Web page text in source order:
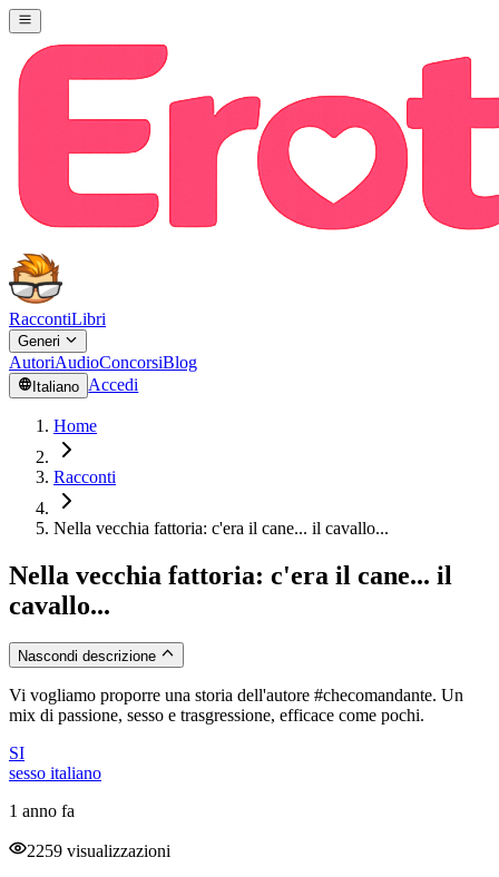
RaccontiLibri
Generi
AutoriAudioConcorsiBlog
Italiano Accedi
Home
Racconti
Nella vecchia fattoria: c'era il cane... il cavallo...
Nella vecchia fattoria: c'era il cane... il
cavallo...
Nascondi descrizione
Vi vogliamo proporre una storia dell'autore #checomandante. Un
mix di passione, sesso e trasgressione, efficace come pochi.
SI
sesso italiano
1 anno fa
2259 visualizzazioni